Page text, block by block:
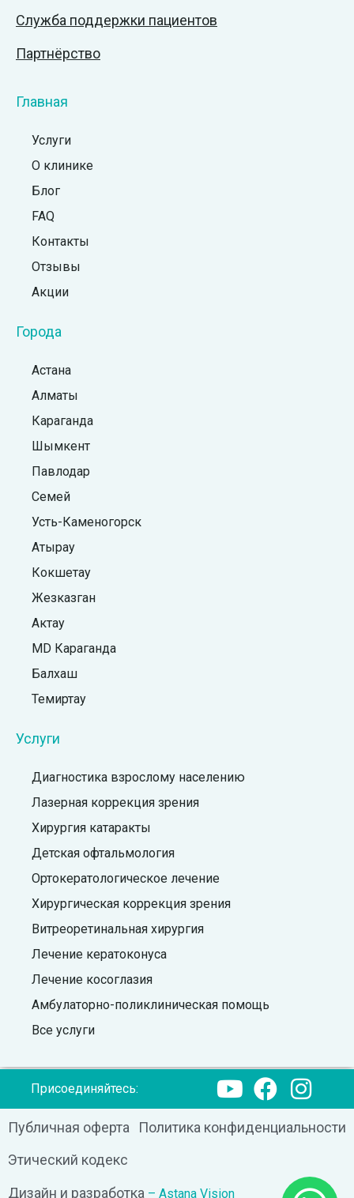
Служба поддержки пациентов
Партнёрство
Главная
Услуги
О клинике
Блог
FAQ
Контакты
Отзывы
Акции
Города
Астана
Алматы
Караганда
Шымкент
Павлодар
Семей
Усть-Каменогорск
Атырау
Кокшетау
Жезказган
Актау
MD Караганда
Балхаш
Темиртау
Услуги
Диагностика взрослому населению
Лазерная коррекция зрения
Хирургия катаракты
Детская офтальмология
Ортокератологическое лечение
Хирургическая коррекция зрения
Витреоретинальная хирургия
Лечение кератоконуса
Лечение косоглазия
Амбулаторно-поликлиническая помощь
Все услуги
Присоединяйтесь:
Публичная оферта
Политика конфиденциальности
Этический кодекс
Дизайн и разработка – Astana Vision